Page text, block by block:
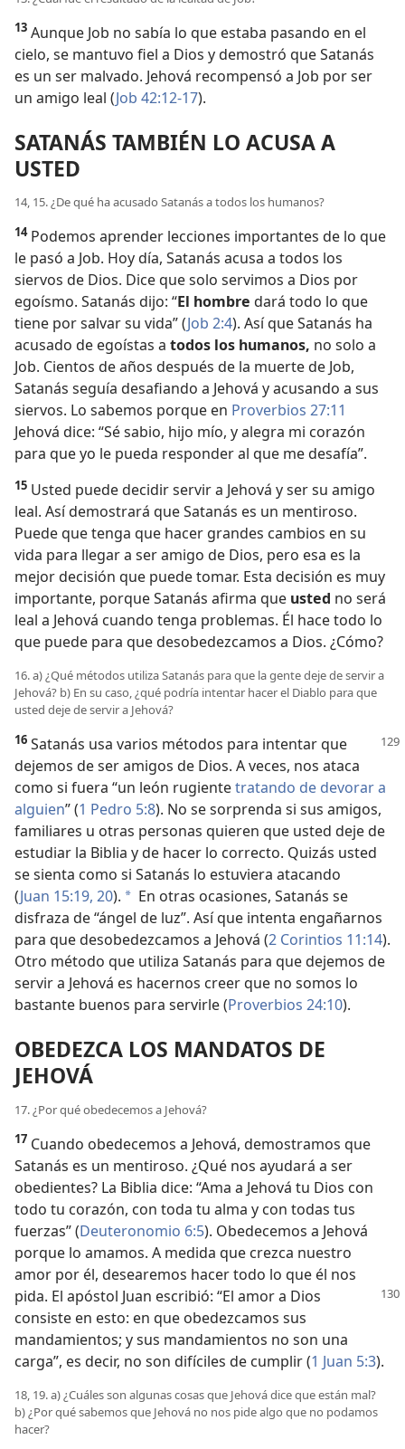
13 Aunque Job no sabía lo que estaba pasando en el
cielo, se mantuvo fiel a Dios y demostró que Satanás
es un ser malvado. Jehová recompensó a Job por ser
un amigo leal (Job 42:12-17).
SATANÁS TAMBIÉN LO ACUSA A
USTED
14, 15. ¿De qué ha acusado Satanás a todos los humanos?
14Podemos aprender lecciones importantes de lo que
le pasó a Job. Hoy día, Satanás acusa a todos los
siervos de Dios. Dice que solo servimos a Dios por
egoísmo. Satanás dijo: “El hombre dará todo lo que
tiene por salvar su vida” (Job 2:4). Así que Satanás ha
acusado de egoístas a todos los humanos, no solo a
Job. Cientos de años después de la muerte de Job,
Satanás seguía desafiando a Jehová y acusando a sus
siervos. Lo sabemos porque en Proverbios 27:11
Jehová dice: “Sé sabio, hijo mío, y alegra mi corazón
para que yo le pueda responder al que me desafía”.
15 Usted puede decidir servir a Jehová y ser su amigo
leal. Así demostrará que Satanás es un mentiroso.
Puede que tenga que hacer grandes cambios en su
vida para llegar a ser amigo de Dios, pero esa es la
mejor decisión que puede tomar. Esta decisión es muy
importante, porque Satanás afirma que usted no será
leal a Jehová cuando tenga problemas. Él hace todo lo
que puede para que desobedezcamos a Dios. ¿Cómo?
16. a) ¿Qué métodos utiliza Satanás para que la gente deje de servir a
Jehová? b) En su caso, ¿qué podría intentar hacer el Diablo para que
usted deje de servir a Jehová?
16 Satanás usa varios métodos para intentar que
dejemos de ser amigos de Dios. A veces, nos ataca
como si fuera “un león rugientetratando de devorar a
alguien” (1 Pedro 5:8). No se sorprenda si sus amigos,
familiares u otras personas quieren que usted deje de
estudiar la Biblia y de hacer lo correcto. Quizás usted
se sienta como si Satanás lo estuviera atacando
(Juan 15:19, 20). a En otras ocasiones, Satanás se
disfraza de “ángel de luz”. Así que intenta engañarnos
para que desobedezcamos a Jehová (2 Corintios 11:14).
Otro método que utiliza Satanás para que dejemos de
servir a Jehová es hacernos creer que no somos lo
bastante buenos para servirle (Proverbios 24:10).
OBEDEZCA LOS MANDATOS DE
JEHOVÁ
17. ¿Por qué obedecemos a Jehová?
17 Cuando obedecemos a Jehová, demostramos que
Satanás es un mentiroso. ¿Qué nos ayudará a ser
obedientes? La Biblia dice: “Ama a Jehová tu Dios con
todo tu corazón, con toda tu alma y con todas tus
fuerzas” (Deuteronomio 6:5). Obedecemos a Jehová
porque lo amamos. A medida que crezca nuestro
amor por él, desearemos hacer todo lo que él nos
pida. El apóstol Juan escribió: “El amor a Dios
consiste en esto: en que obedezcamos sus
mandamientos; y sus mandamientos no son una
carga”, es decir, no son difíciles de cumplir (1 Juan 5:3).
18, 19. a) ¿Cuáles son algunas cosas que Jehová dice que están mal?
b) ¿Por qué sabemos que Jehová no nos pide algo que no podamos
hacer?